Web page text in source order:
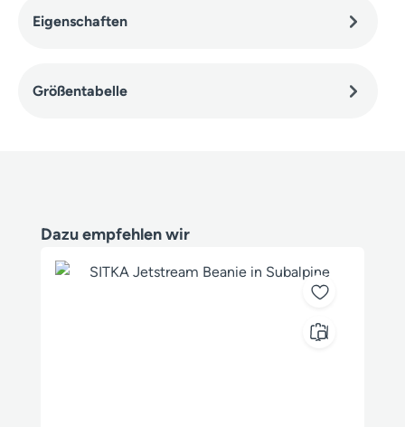
Eigenschaften
Größentabelle
Produktgalerie überspringen
Dazu empfehlen wir